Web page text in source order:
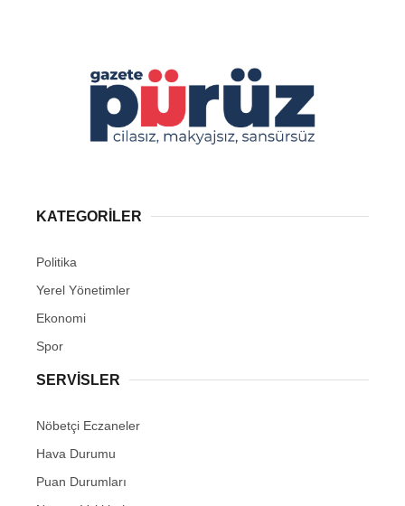
KATEGORİLER
Politika
Yerel Yönetimler
Ekonomi
Spor
SERVİSLER
Nöbetçi Eczaneler
Hava Durumu
Puan Durumları